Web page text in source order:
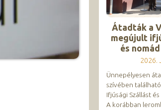
Átadták a
megújult
és
2026.
Ünnepélyesen
szívében
Ifjúsági Szállást
A korábban